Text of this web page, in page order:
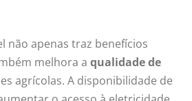
não apenas traz benefícios
melhora a qualidade de
agrícolas. A disponibilidade de